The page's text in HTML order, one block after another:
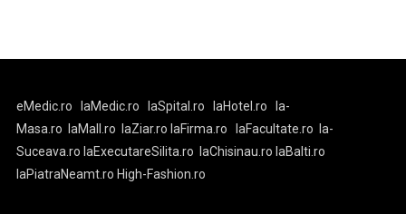
eMedic.ro laMedic.ro laSpital.ro laHotel.ro
la-
Masa.ro
laMall.ro laZiar.ro laFirma.ro laFacultate.ro
la-
Suceava.ro laExecutareSilita.ro laChisinau.ro laBalti.ro
laPiatraNeamt.ro High-Fashion.ro